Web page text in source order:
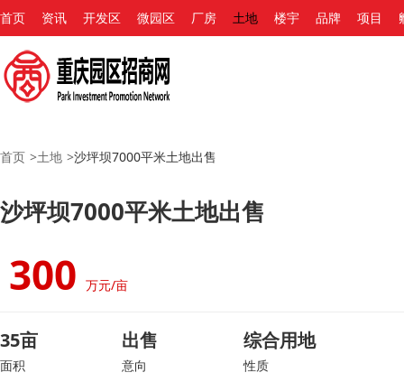
首页 资讯 开发区 微园区 厂房 土地 楼宇 品牌 项目
首页 >土地 >沙坪坝7000平米土地出售
沙坪坝7000平米土地出售
300 万元/亩
35亩
面积
出售
意向
综合用地
性质